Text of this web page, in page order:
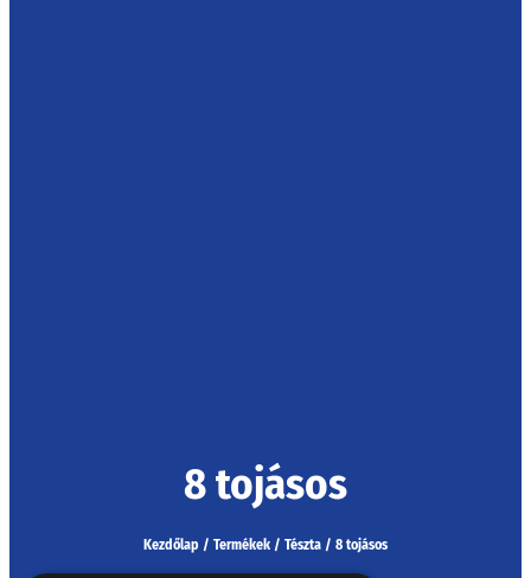
8 tojásos
Kezdőlap / Termékek / Tészta / 8 tojásos